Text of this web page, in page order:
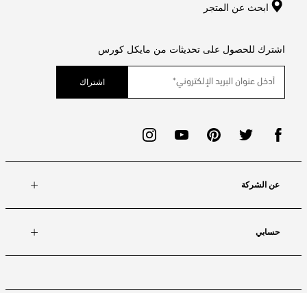
ابحث عن المتجر
اشترك للحصول على تحديثات من مايكل كورس
اشتراك
عن الشركة
حسابي